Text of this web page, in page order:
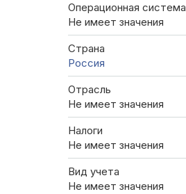
Операционная система
Не имеет значения
Страна
Россия
Отрасль
Не имеет значения
Налоги
Не имеет значения
Вид учета
Не имеет значения